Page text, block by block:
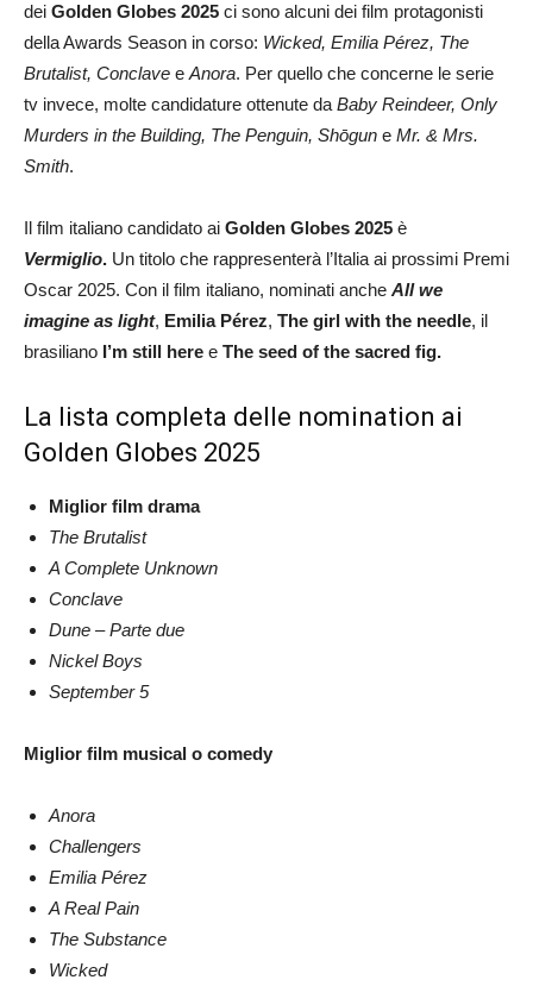
dei Golden Globes 2025 ci sono alcuni dei film protagonisti
della Awards Season in corso: Wicked, Emilia Pérez, The
Brutalist, Conclave e Anora. Per quello che concerne le serie
tv invece, molte candidature ottenute da Baby Reindeer, Only
Murders in the Building, The Penguin, Shōgun e Mr. & Mrs.
Smith.
Il film italiano candidato ai Golden Globes 2025 è
Vermiglio. Un titolo che rappresenterà l’Italia ai prossimi Premi
Oscar 2025. Con il film italiano, nominati anche All we
imagine as light, Emilia Pérez, The girl with the needle, il
brasiliano I’m still here e The seed of the sacred fig.
La lista completa delle nomination ai
Golden Globes 2025
Miglior film drama
The Brutalist
A Complete Unknown
Conclave
Dune – Parte due
Nickel Boys
September 5
Miglior film musical o comedy
Anora
Challengers
Emilia Pérez
A Real Pain
The Substance
Wicked